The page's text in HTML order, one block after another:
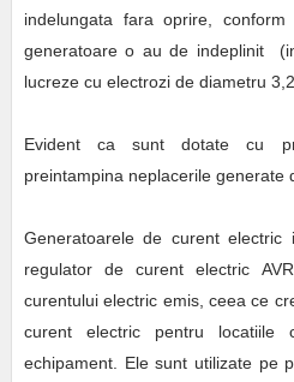
indelungata fara oprire,
generatoare o au de indeplinit
lucreze cu electrozi de diametru
Evident ca sunt dotate cu
preintampina neplacerile generate
Generatoarele de curent electric
regulator de curent electric
curentului electric emis, ceea ce
curent electric pentru
echipament. Ele sunt utilizate pe